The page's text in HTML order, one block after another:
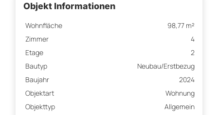
Objekt Informationen
Wohnfläche
98,77 m²
Zimmer
4
Etage
2
Bautyp
Neubau/Erstbezug
Baujahr
2024
Objektart
Wohnung
Objekttyp
Allgemein